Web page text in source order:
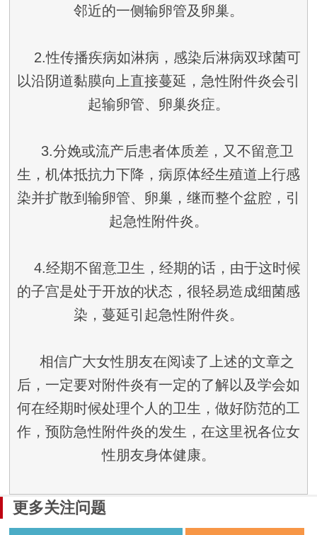
邻近的一侧输卵管及卵巢。
2.性传播疾病如淋病，感染后淋病双球菌可
以沿阴道黏膜向上直接蔓延，急性附件炎会引
起输卵管、卵巢炎症。
3.分娩或流产后患者体质差，又不留意卫
生，机体抵抗力下降，病原体经生殖道上行感
染并扩散到输卵管、卵巢，继而整个盆腔，引
起急性附件炎。
4.经期不留意卫生，经期的话，由于这时候
的子宫是处于开放的状态，很轻易造成细菌感
染，蔓延引起急性附件炎。
相信广大女性朋友在阅读了上述的文章之
后，一定要对附件炎有一定的了解以及学会如
何在经期时候处理个人的卫生，做好防范的工
作，预防急性附件炎的发生，在这里祝各位女
性朋友身体健康。
更多关注问题